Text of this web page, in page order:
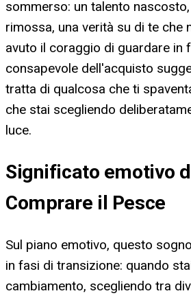
sommerso: un talento
rimossa, una verità su di te che
avuto il coraggio di guardare in
consapevole dell'acquisto
tratta di qualcosa che ti
che stai scegliendo
luce.
Significato emotivo
Comprare il Pesce
Sul piano emotivo, questo
in fasi di transizione: quando
cambiamento, scegliendo tra